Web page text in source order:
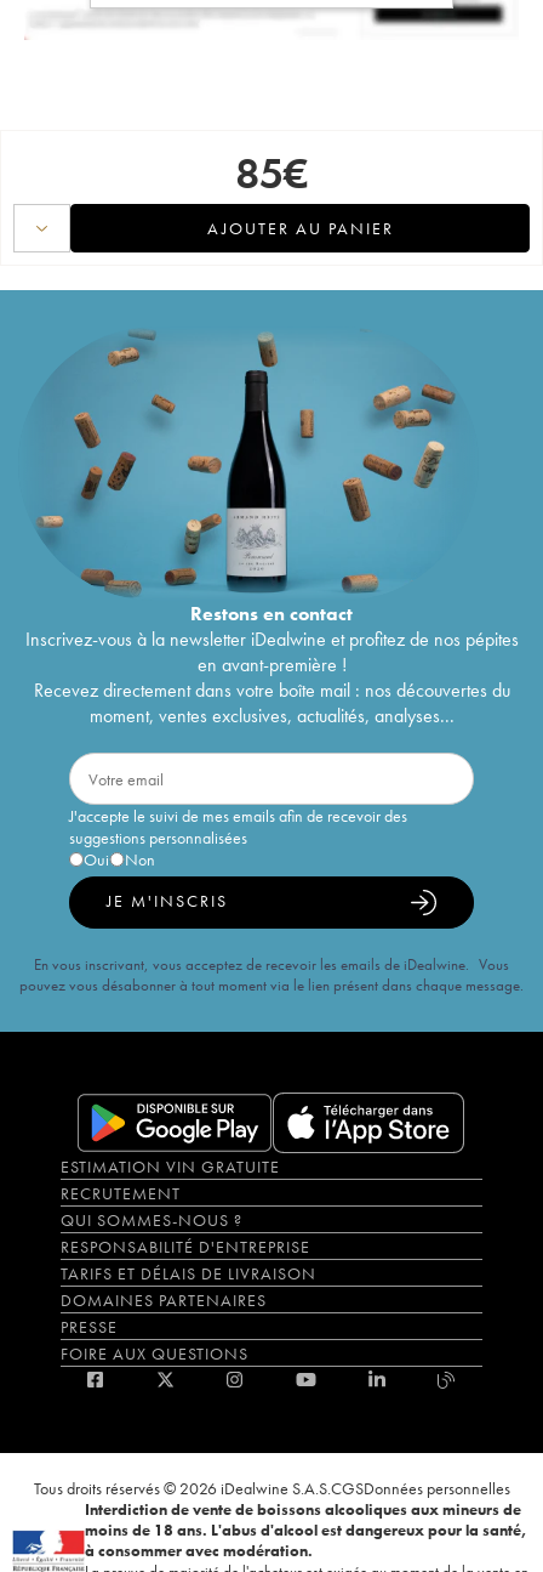
85€
AJOUTER AU PANIER
Restons encontact
Inscrivez-vous à la newsletter iDealwine et profitez de nos pépites
en avant-première !
Recevez directement dans votre boîte mail : nos découvertes du
moment, ventes exclusives, actualités, analyses...
J'accepte le suivi de mes emails afin de recevoir des
suggestions personnalisées
Oui
Non
JE M'INSCRIS
En vous inscrivant, vous acceptez de recevoir les emails de iDealwine. Vous
pouvez vous désabonner à tout moment via le lien présent dans chaque message.
ESTIMATION VIN GRATUITE
RECRUTEMENT
QUI SOMMES-NOUS ?
RESPONSABILITÉ D'ENTREPRISE
TARIFS ET DÉLAIS DE LIVRAISON
DOMAINES PARTENAIRES
PRESSE
FOIRE AUX QUESTIONS
Tous droits réservés © 2026 iDealwine S.A.S.CGSDonnées personnelles
Interdiction de vente de boissons alcooliques aux mineurs de
moins de 18 ans. L'abus d'alcool est dangereux pour la santé,
à consommer avec modération.